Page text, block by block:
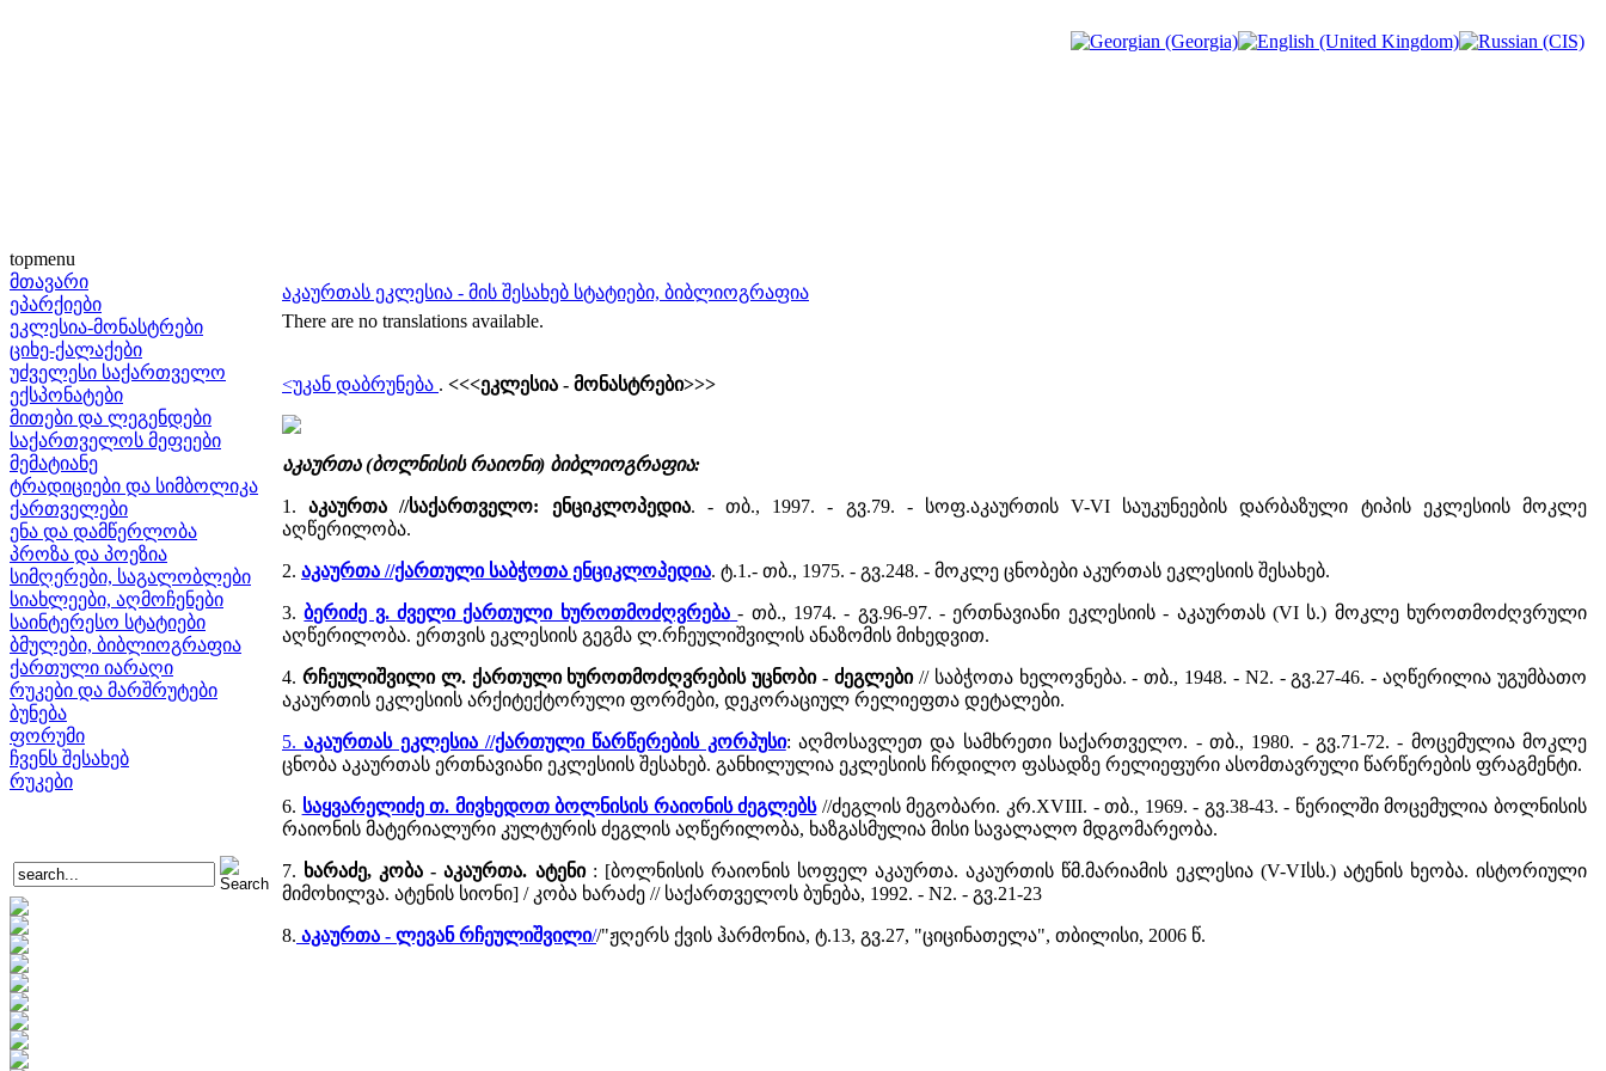
topmenu
მთავარი
ეპარქიები
ეკლესია-მონასტრები
ციხე-ქალაქები
უძველესი საქართველო
ექსპონატები
მითები და ლეგენდები
საქართველოს მეფეები
მემატიანე
ტრადიციები და სიმბოლიკა
ქართველები
ენა და დამწერლობა
პროზა და პოეზია
სიმღერები, საგალობლები
სიახლეები, აღმოჩენები
საინტერესო სტატიები
ბმულები, ბიბლიოგრაფია
ქართული იარაღი
რუკები და მარშრუტები
ბუნება
ფორუმი
ჩვენს შესახებ
რუკები
აკაურთას ეკლესია - მის შესახებ სტატიები, ბიბლიოგრაფია
There are no translations available.
<უკან დაბრუნება . <<<ეკლესია - მონასტრები>>>
აკაურთა (ბოლნისის რაიონი) ბიბლიოგრაფია:
1.აკაურთა //საქართველო: ენციკლოპედია. - თბ., 1997. - გვ.79. - სოფ.აკაურთის V-VI საუკუნეების დარბაზული ტიპის ეკლესიის მოკლე
აღწერილობა.
2. აკაურთა //ქართული საბჭოთა ენციკლოპედია. ტ.1.- თბ., 1975. - გვ.248. - მოკლე ცნობები აკურთას ეკლესიის შესახებ.
3.ბერიძე ვ. ძველი ქართული ხუროთმოძღვრება - თბ., 1974. - გვ.96-97. - ერთნავიანი ეკლესიის - აკაურთას (VI ს.) მოკლე ხუროთმოძღვრული
აღწერილობა. ერთვის ეკლესიის გეგმა ლ.რჩეულიშვილის ანაზომის მიხედვით.
4. რჩეულიშვილი ლ. ქართული ხუროთმოძღვრების უცნობი - ძეგლები// საბჭოთა ხელოვნება. - თბ., 1948. - N2. - გვ.27-46. - აღწერილია უგუმბათო
აკაურთის ეკლესიის არქიტექტორული ფორმები, დეკორაციულ რელიეფთა დეტალები.
5.აკაურთას ეკლესია //ქართული წარწერების კორპუსი: აღმოსავლეთ და სამხრეთი საქართველო. - თბ., 1980. - გვ.71-72. - მოცემულია მოკლე
ცნობა აკაურთას ერთნავიანი ეკლესიის შესახებ. განხილულია ეკლესიის ჩრდილო ფასადზე რელიეფური ასომთავრული წარწერების ფრაგმენტი.
6. საყვარელიძე თ. მივხედოთ ბოლნისის რაიონის ძეგლებს//ძეგლის მეგობარი. კრ.XVIII. - თბ., 1969. - გვ.38-43. - წერილში მოცემულია ბოლნისის
რაიონის მატერიალური კულტურის ძეგლის აღწერილობა, ხაზგასმულია მისი სავალალო მდგომარეობა.
7. ხარაძე, კობა - აკაურთა. ატენი : [ბოლნისის რაიონის სოფელ აკაურთა. აკაურთის წმ.მარიამის ეკლესია (V-VIსს.) ატენის ხეობა. ისტორიული
მიმოხილვა. ატენის სიონი] / კობა ხარაძე // საქართველოს ბუნება, 1992. - N2. - გვ.21-23
8. აკაურთა - ლევან რჩეულიშვილი//"ჟღერს ქვის ჰარმონია, ტ.13, გვ.27, "ციცინათელა", თბილისი, 2006 წ.